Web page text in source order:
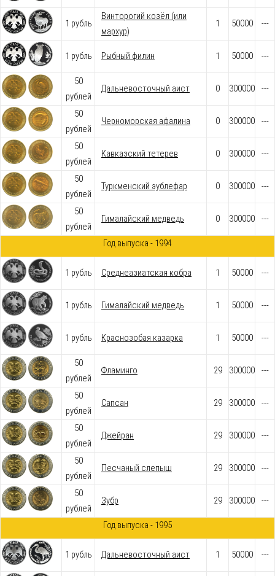
1 рубль
Винторогий козёл (или
мархур)
1 50000 ---
1 рубль Рыбный филин 1 50000 ---
50
рублей
Дальневосточный аист 0 300000 ---
50
рублей
Черноморская афалина 0 300000 ---
50
рублей
Кавказский тетерев 0 300000 ---
50
рублей
Туркменский эублефар 0 300000 ---
50
рублей
Гималайский медведь 0 300000 ---
Год выпуска - 1994
1 рубль Среднеазиатская кобра 1 50000 ---
1 рубль Гималайский медведь 1 50000 ---
1 рубль Краснозобая казарка 1 50000 ---
50
рублей
Фламинго 29 300000 ---
50
рублей
Сапсан 29 300000 ---
50
рублей
Джейран 29 300000 ---
50
рублей
Песчаный слепыш 29 300000 ---
50
рублей
Зубр 29 300000 ---
Год выпуска - 1995
1 рубль Дальневосточный аист 1 50000 ---